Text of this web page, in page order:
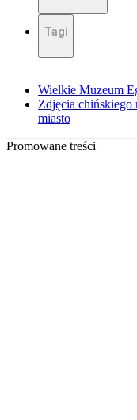
Tagi
Wielkie Muzeum
Zdjęcia chińskiego
miasto
Promowane treści